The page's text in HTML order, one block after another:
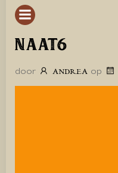
NAAT6
door ANDREA op